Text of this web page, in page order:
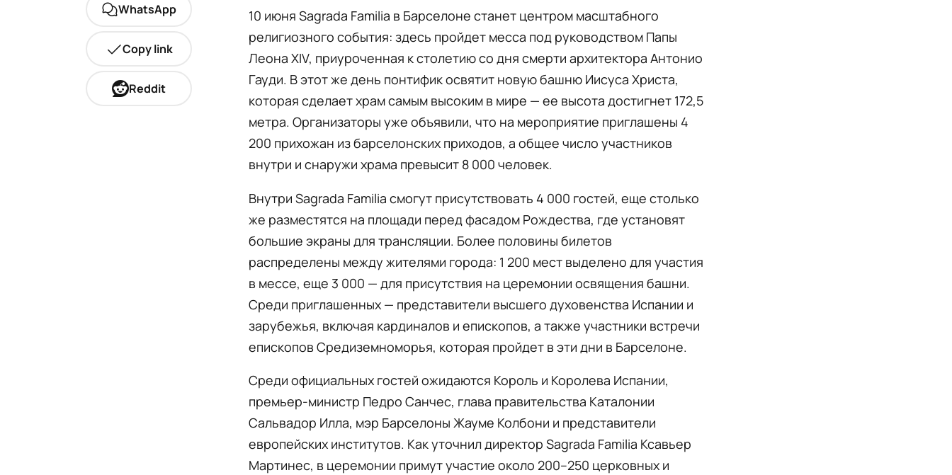
WhatsApp
Copy link
Reddit
10 июня Sagrada Familia в Барселоне станет центром масштабного
религиозного события: здесь пройдет месса под руководством Папы
Леона XIV, приуроченная к столетию со дня смерти архитектора Антонио
Гауди. В этот же день понтифик освятит новую башню Иисуса Христа,
которая сделает храм самым высоким в мире — ее высота достигнет 172,5
метра. Организаторы уже объявили, что на мероприятие приглашены 4
200 прихожан из барселонских приходов, а общее число участников
внутри и снаружи храма превысит 8 000 человек.
Внутри Sagrada Familia смогут присутствовать 4 000 гостей, еще столько
же разместятся на площади перед фасадом Рождества, где установят
большие экраны для трансляции. Более половины билетов
распределены между жителями города: 1 200 мест выделено для участия
в мессе, еще 3 000 — для присутствия на церемонии освящения башни.
Среди приглашенных — представители высшего духовенства Испании и
зарубежья, включая кардиналов и епископов, а также участники встречи
епископов Средиземноморья, которая пройдет в эти дни в Барселоне.
Среди официальных гостей ожидаются Король и Королева Испании,
премьер-министр Педро Санчес, глава правительства Каталонии
Сальвадор Илла, мэр Барселоны Жауме Колбони и представители
европейских институтов. Как уточнил директор Sagrada Familia Ксавьер
Мартинес, в церемонии примут участие около 200–250 церковных и